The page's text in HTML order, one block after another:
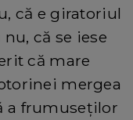
că e giratoriul
că se iese
că mare
mergea
a frumuseților